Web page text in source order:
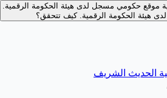
موقع حكومي مسجل لدى هيئة الحكومة الرقمية.
هيئة الحكومة الرقمية.كيف تتحقق؟
الحديث الشريف